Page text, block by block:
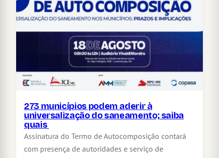
273 municípios podem aderir à
universalização do saneamento; saiba
quais
Assinatura do Termo de Autocomposição contará
com presença de autoridades e serviço de